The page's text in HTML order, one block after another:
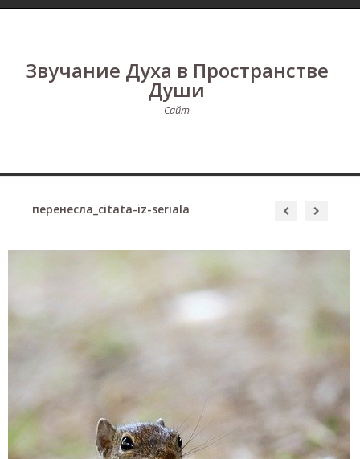
Звучание Духа в Пространстве
Души
Сайт
перенесла_citata-iz-seriala